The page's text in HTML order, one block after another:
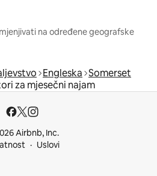
na određene geografske
Engleska Somerset
za mjesečni najam
Airbnb, Inc.
Uslovi